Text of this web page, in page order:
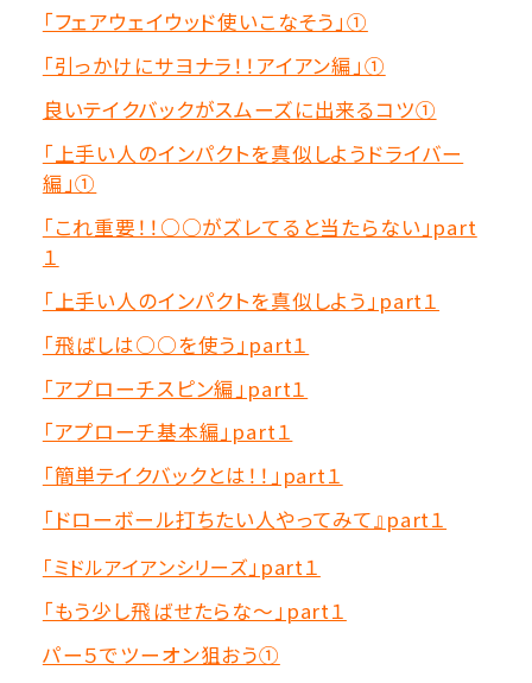
「フェアウェイウッド使いこなそう」①
「引っかけにサヨナラ！！アイアン編」①
良いテイクバックがスムーズに出来るコツ①
「上手い人のインパクトを真似しようドライバー
編」①
「これ重要！！○○がズレてると当たらない」part
１
「上手い人のインパクトを真似しよう」part１
「飛ばしは○○を使う」part１
「アプローチスピン編」part１
「アプローチ基本編」part１
「簡単テイクバックとは！！」part１
「ドローボール打ちたい人やってみて』part１
「ミドルアイアンシリーズ」part１
「もう少し飛ばせたらな～」part１
パー５でツーオン狙おう①